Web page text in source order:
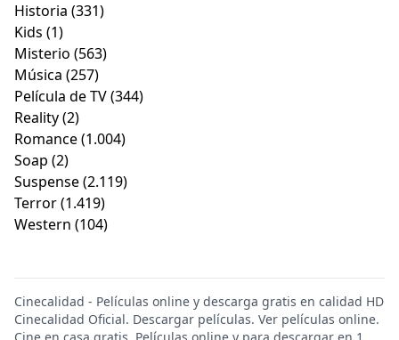
Historia (331)
Kids (1)
Misterio (563)
Música (257)
Película de TV(344)
Reality(2)
Romance(1.004)
Soap (2)
Suspense(2.119)
Terror(1.419)
Western (104)
Cinecalidad - Películas online y descarga gratis en calidad HD
Cinecalidad Oficial. Descargar películas. Ver películas online.